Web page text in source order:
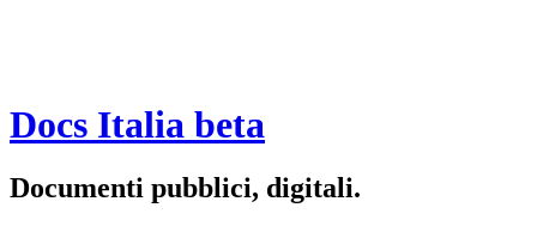
Docs Italia beta
Documenti pubblici, digitali.